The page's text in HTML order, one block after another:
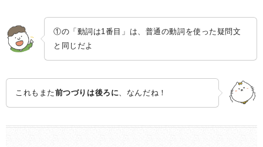
①の「動詞は1番目」は、普通の動詞を使った疑問文
と同じだよ
これもまた前つづりは後ろに、なんだね！